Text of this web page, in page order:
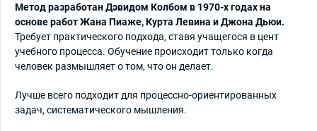
Метод разработан Дэвидом Колбом в 1970-х годах на
основе работ Жана Пиаже, Курта Левина и Джона Дьюи.
Требует практического подхода, ставя учащегося в цент
учебного процесса. Обучение происходит только когда
человек размышляет о том, что он делает.
Лучше всего подходит для процессно-ориентированных
задач, систематического мышления.